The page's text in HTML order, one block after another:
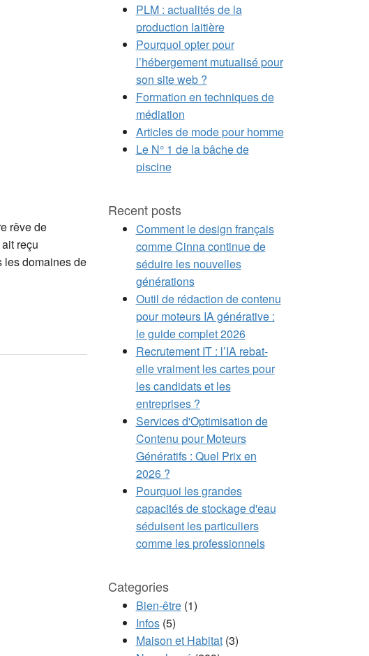
rêve de
reçu
les domaines de
PLM : actualités de la
production laitière
Pourquoi opter pour
l’hébergement mutualisé pour
son site web ?
Formation en techniques de
médiation
Articles de mode pour homme
Le N° 1 de la bâche de
piscine
Recent posts
Comment le design français
comme Cinna continue de
séduire les nouvelles
générations
Outil de rédaction de contenu
pour moteurs IA générative :
le guide complet 2026
Recrutement IT : l’IA rebat-
elle vraiment les cartes pour
les candidats et les
entreprises ?
Services d'Optimisation de
Contenu pour Moteurs
Génératifs : Quel Prix en
2026 ?
Pourquoi les grandes
capacités de stockage d'eau
séduisent les particuliers
comme les professionnels
Categories
Bien-être(1)
Infos(5)
Maison et Habitat(3)